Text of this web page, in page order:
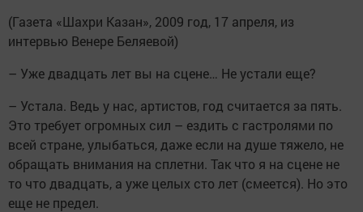
(Газета «Шахри Казан», 2009 год, 17 апреля, из
интервью Венере Беляевой)
– Уже двадцать лет вы на сцене… Не устали еще?
– Устала. Ведь у нас, артистов, год считается за пять.
Это требует огромных сил – ездить с гастролями по
всей стране, улыбаться, даже если на душе тяжело, не
обращать внимания на сплетни. Так что я на сцене не
то что двадцать, а уже целых сто лет (смеется). Но это
еще не предел.